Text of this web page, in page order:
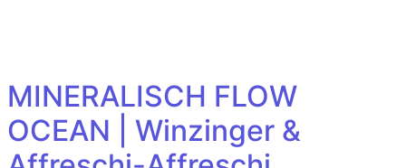
MINERALISCH FLOW
OCEAN | Winzinger &